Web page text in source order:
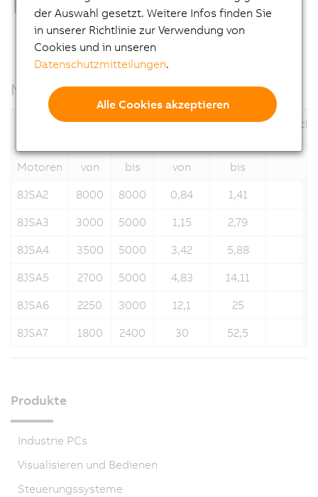
Motordaten
Motoren
Nenndrehzahl
Stillstandsmoment
von bis von
bis
8JSA2
8000 8000 0,84
1,41
8JSA3
3000 5000 1,15
2,79
8JSA4
3500 5000 3,42
5,88
8JSA5
2700 5000 4,83
14,11
8JSA6
2250 3000 12,1
25
8JSA7
1800 2400 30 52,5
Produkte
Industrie PCs
Visualisieren und Bedienen
Steuerungssysteme
der Auswahl gesetzt. Weitere Infos finden Sie
in unserer Richtlinie zur Verwendung von
Cookies und in unseren
Datenschutzmitteilungen.
Alle Cookies akzeptieren